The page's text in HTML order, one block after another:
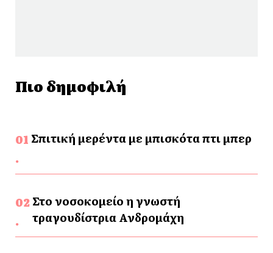
Πιο δημοφιλή
Σπιτική μερέντα με μπισκότα πτι μπερ
Στο νοσοκομείο η γνωστή
τραγουδίστρια Ανδρομάχη